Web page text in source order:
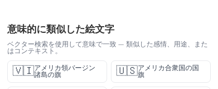
意味的に類似した絵文字
ベクター検索を使用して意味で一致 — 類似した感情、用途、また
はコンテキスト。
🇻🇮アメリカ領バージン
諸島の旗
🇺🇸アメリカ合衆国の国
旗